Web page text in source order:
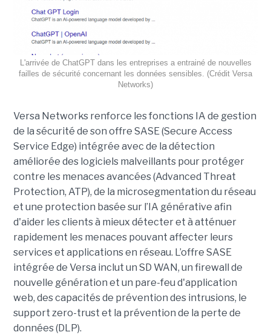
L'arrivée de ChatGPT dans les entreprises a entrainé de nouvelles
failles de sécurité concernant les données sensibles. (Crédit Versa
Networks)
Versa Networks renforce les fonctions IA de gestion
de la sécurité de son offre SASE (Secure Access
Service Edge) intégrée avec de la détection
améliorée des logiciels malveillants pour protéger
contre les menaces avancées (Advanced Threat
Protection, ATP), de la microsegmentation du réseau
et une protection basée sur l’IA générative afin
d'aider les clients à mieux détecter et à atténuer
rapidement les menaces pouvant affecter leurs
services et applications en réseau. L’offre SASE
intégrée de Versa inclut un SD WAN, un firewall de
nouvelle génération et un pare-feu d'application
web, des capacités de prévention des intrusions, le
support zero-trust et la prévention de la perte de
données (DLP).